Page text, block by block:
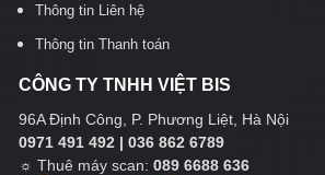
Thông tin Liên hệ
Thông tin Thanh toán
CÔNG TY TNHH VIỆT BIS
96A Định Công, P. Phương Liệt, Hà Nội
0971 491 492 | 036 862 6789
☼ Thuê máy scan: 089 6688 636